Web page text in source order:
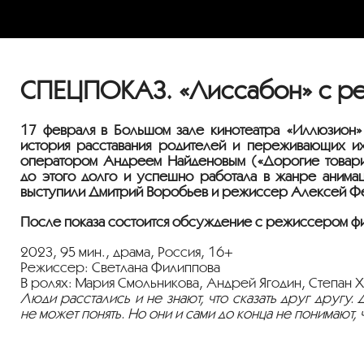
СПЕЦПОКАЗ. «Лиссабон» с
17 февраля в Большом зале кинотеатра
история расставания родителей и переживающих
оператором Андреем Найденовым («Дорогие
до этого долго и успешно работала в жанре
выступили Дмитрий Воробьев и режиссер Алексей
После показа состоится обсуждение с режиссером
2023, 95 мин., драма, Россия, 16+
Режиссер: Светлана Филиппова
В ролях: Мария Смольникова, Андрей Ягодин, Степан
Люди расстались и не знают, что сказать друг
не может понять. Но они и сами до конца не понимают,